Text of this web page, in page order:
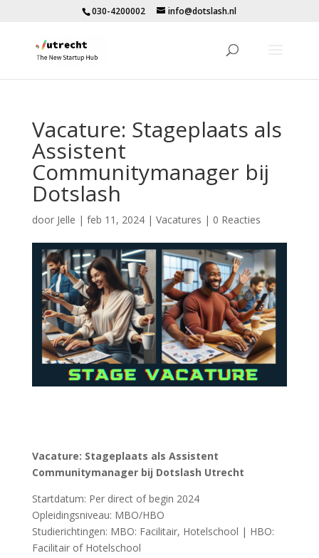
030-4200002 info@dotslash.nl
Vacature: Stageplaats als
Assistent
Communitymanager bij
Dotslash
door Jelle | feb 11, 2024| Vacatures | 0 Reacties
Vacature: Stageplaats als Assistent
Communitymanager bij Dotslash Utrecht
Startdatum: Per direct of begin 2024
Opleidingsniveau: MBO/HBO
Studierichtingen: MBO: Facilitair, Hotelschool | HBO:
Facilitair of Hotelschool